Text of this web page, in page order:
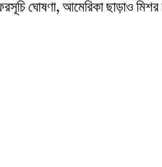
ঘোষণা, আমেরিকা ছাড়াও